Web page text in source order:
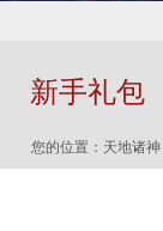
新手礼包
您的位置： 天地诸神